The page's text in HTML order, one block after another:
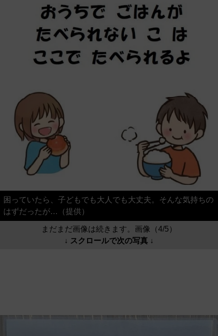
困っていたら、子どもでも大人でも大丈夫。そんな気持ちの
はずだったが…（提供）
まだまだ画像は続きます。画像（4/5）
↓ スクロールで次の写真 ↓